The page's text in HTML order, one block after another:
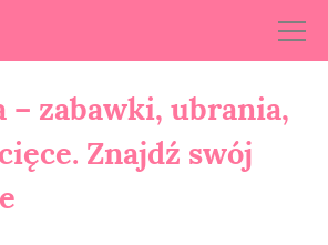
– zabawki, ubrania,
Znajdź swój